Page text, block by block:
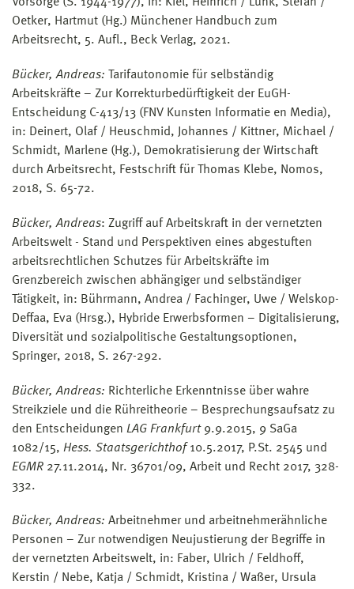
Oetker, Hartmut (Hg.) Münchener Handbuch zum
Arbeitsrecht, 5. Aufl., Beck Verlag, 2021.
Bücker, Andreas:
Tarifautonomie für selbständig
Arbeitskräfte – Zur Korrekturbedürftigkeit der EuGH-
Entscheidung C-413/13 (FNV Kunsten Informatie en Media),
in: Deinert, Olaf / Heuschmid, Johannes / Kittner, Michael /
Schmidt, Marlene (Hg.), Demokratisierung der Wirtschaft
durch Arbeitsrecht, Festschrift für Thomas Klebe, Nomos,
2018, S. 65-72.
Bücker, Andreas: Zugriff auf Arbeitskraft in der vernetzten
Arbeitswelt - Stand und Perspektiven eines abgestuften
arbeitsrechtlichen Schutzes für Arbeitskräfte im
Grenzbereich zwischen abhängiger und selbständiger
Tätigkeit, in: Bührmann, Andrea / Fachinger, Uwe / Welskop-
Deffaa, Eva (Hrsg.), Hybride Erwerbsformen – Digitalisierung,
Diversität und sozialpolitische Gestaltungsoptionen,
Springer, 2018, S. 267-292.
Bücker, Andreas: Richterliche Erkenntnisse über wahre
Streikziele und die Rühreitheorie – Besprechungsaufsatz zu
den Entscheidungen LAG Frankfurt9.9.2015, 9 SaGa
1082/15, Hess. Staatsgerichthof10.5.2017, P.St. 2545 und
EGMR 27.11.2014, Nr. 36701/09, Arbeit und Recht 2017, 328-
332.
Bücker, Andreas: Arbeitnehmer und arbeitnehmerähnliche
Personen – Zur notwendigen Neujustierung der Begriffe in
der vernetzten Arbeitswelt, in: Faber, Ulrich / Feldhoff,
Kerstin / Nebe, Katja / Schmidt, Kristina / Waßer, Ursula